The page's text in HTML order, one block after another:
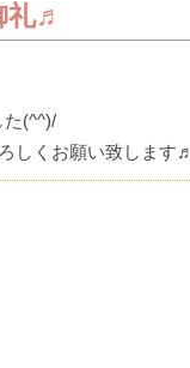
礼♬
た(^^)/
しくお願い致します♬